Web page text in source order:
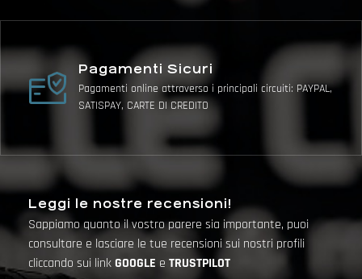
Pagamenti Sicuri
Pagamenti online attraverso i principali circuiti: PAYPAL,
SATISPAY, CARTE DI CREDITO
Leggi le nostre recensioni!
Sappiamo quanto il vostro parere sia importante, puoi
consultare e lasciare le tue recensioni sui nostri profili
cliccando sui linkGOOGLE e TRUSTPILOT